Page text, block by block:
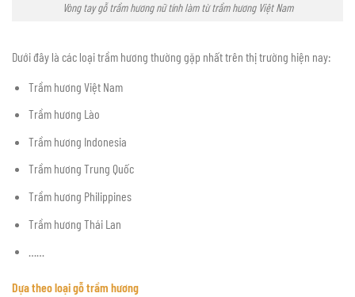
Vòng tay gỗ trầm hương nữ tính làm từ trầm hương Việt Nam
Dưới đây là các loại trầm hương thường gặp nhất trên thị trường hiện nay:
Trầm hương Việt Nam
Trầm hương Lào
Trầm hương Indonesia
Trầm hương Trung Quốc
Trầm hương Philippines
Trầm hương Thái Lan
Dựa theo loại gỗ trầm hương